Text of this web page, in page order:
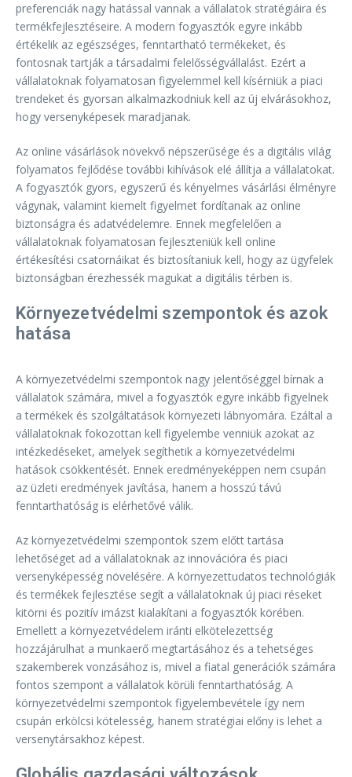
preferenciák nagy hatással vannak a vállalatok stratégiáira és
termékfejlesztéseire. A modern fogyasztók egyre inkább
értékelik az egészséges, fenntartható termékeket, és
fontosnak tartják a társadalmi felelősségvállalást. Ezért a
vállalatoknak folyamatosan figyelemmel kell kísérniük a piaci
trendeket és gyorsan alkalmazkodniuk kell az új elvárásokhoz,
hogy versenyképesek maradjanak.
Az online vásárlások növekvő népszerűsége és a digitális világ
folyamatos fejlődése további kihívások elé állítja a vállalatokat.
A fogyasztók gyors, egyszerű és kényelmes vásárlási élményre
vágynak, valamint kiemelt figyelmet fordítanak az online
biztonságra és adatvédelemre. Ennek megfelelően a
vállalatoknak folyamatosan fejleszteniük kell online
értékesítési csatornáikat és biztosítaniuk kell, hogy az ügyfelek
biztonságban érezhessék magukat a digitális térben is.
Környezetvédelmi szempontok és azok
hatása
A környezetvédelmi szempontok nagy jelentőséggel bírnak a
vállalatok számára, mivel a fogyasztók egyre inkább figyelnek
a termékek és szolgáltatások környezeti lábnyomára. Ezáltal a
vállalatoknak fokozottan kell figyelembe venniük azokat az
intézkedéseket, amelyek segíthetik a környezetvédelmi
hatások csökkentését. Ennek eredményeképpen nem csupán
az üzleti eredmények javítása, hanem a hosszú távú
fenntarthatóság is elérhetővé válik.
Az környezetvédelmi szempontok szem előtt tartása
lehetőséget ad a vállalatoknak az innovációra és piaci
versenyképesség növelésére. A környezettudatos technológiák
és termékek fejlesztése segít a vállalatoknak új piaci réseket
kitörni és pozitív imázst kialakítani a fogyasztók körében.
Emellett a környezetvédelem iránti elkötelezettség
hozzájárulhat a munkaerő megtartásához és a tehetséges
szakemberek vonzásához is, mivel a fiatal generációk számára
fontos szempont a vállalatok körüli fenntarthatóság. A
környezetvédelmi szempontok figyelembevétele így nem
csupán erkölcsi kötelesség, hanem stratégiai előny is lehet a
versenytársakhoz képest.